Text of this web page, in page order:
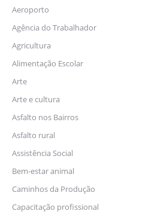
Aeroporto
Agência do Trabalhador
Agricultura
Alimentação Escolar
Arte
Arte e cultura
Asfalto nos Bairros
Asfalto rural
Assistência Social
Bem-estar animal
Caminhos da Produção
Capacitação profissional